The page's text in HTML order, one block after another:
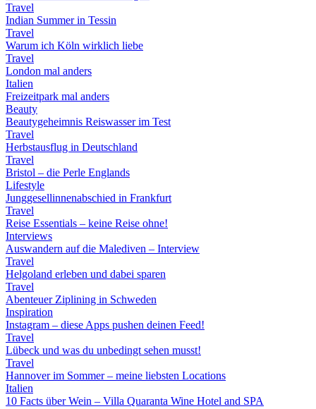
Travel
Indian Summer in Tessin
Travel
Warum ich Köln wirklich liebe
Travel
London mal anders
Italien
Freizeitpark mal anders
Beauty
Beautygeheimnis Reiswasser im Test
Travel
Herbstausflug in Deutschland
Travel
Bristol – die Perle Englands
Lifestyle
Junggesellinnenabschied in Frankfurt
Travel
Reise Essentials – keine Reise ohne!
Interviews
Auswandern auf die Malediven – Interview
Travel
Helgoland erleben und dabei sparen
Travel
Abenteuer Ziplining in Schweden
Inspiration
Instagram – diese Apps pushen deinen Feed!
Travel
Lübeck und was du unbedingt sehen musst!
Travel
Hannover im Sommer – meine liebsten Locations
Italien
10 Facts über Wein – Villa Quaranta Wine Hotel and SPA